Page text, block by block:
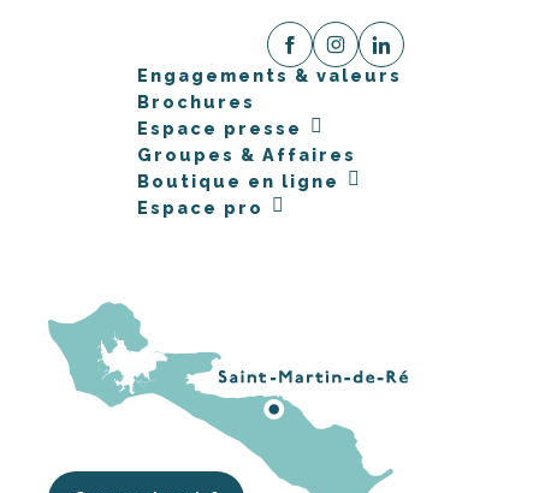
Engagements & valeurs
Brochures
Espace presse
Groupes & Affaires
Boutique en ligne
Espace pro